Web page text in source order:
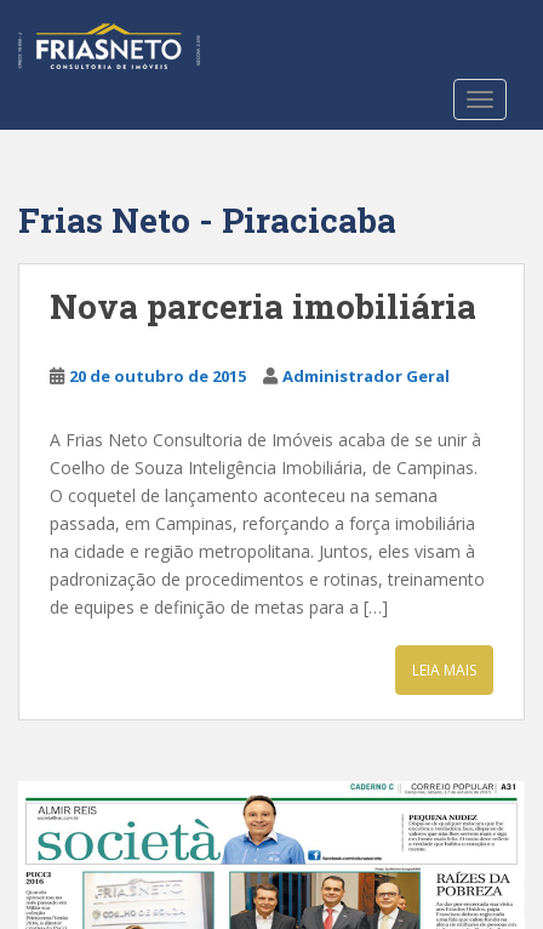
t
Frias Neto - Piracicaba
Nova parceria imobiliária
20 de outubro de 2015 Administrador Geral
A Frias Neto Consultoria de Imóveis acaba de se unir à
Coelho de Souza Inteligência Imobiliária, de Campinas.
O coquetel de lançamento aconteceu na semana
passada, em Campinas, reforçando a força imobiliária
na cidade e região metropolitana. Juntos, eles visam à
padronização de procedimentos e rotinas, treinamento
de equipes e definição de metas para a […]
LEIA MAIS